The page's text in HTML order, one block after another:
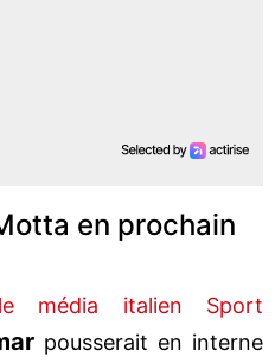
en prochain
média italien Sport
pousserait en interne